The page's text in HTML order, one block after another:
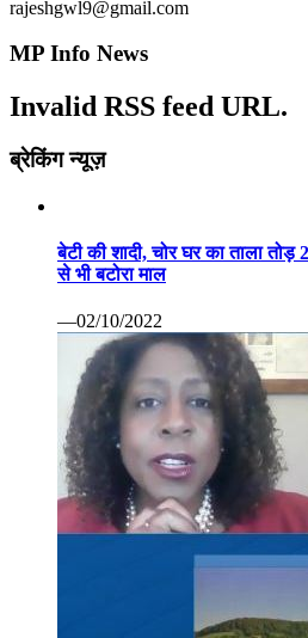
rajeshgwl9@gmail.com
MP Info News
Invalid RSS feed URL.
ब्रेकिंग न्यूज़
बेटी की शादी, चोर घर का ताला
से भी बटोरा माल
—02/10/2022